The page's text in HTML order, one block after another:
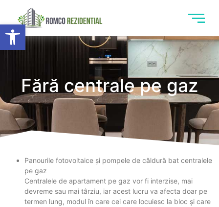
Deschide bara de unelte
Fără centrale pe gaz
Panourile fotovoltaice și pompele de căldură bat centralele
pe gaz
Centralele de apartament pe gaz vor fi interzise, mai
devreme sau mai târziu, iar acest lucru va afecta doar pe
termen lung, modul în care cei care locuiesc la bloc și care